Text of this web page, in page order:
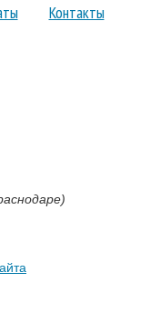
Контакты